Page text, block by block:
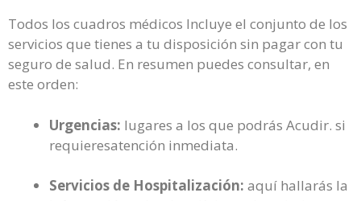
Todos los cuadros médicos Incluye el conjunto de los
servicios que tienes a tu disposición sin pagar con tu
seguro de salud. En resumen puedes consultar, en
este orden:
Urgencias: lugares a los que podrás Acudir. si
requieresatención inmediata.
Servicios de Hospitalización: aquí hallarás la